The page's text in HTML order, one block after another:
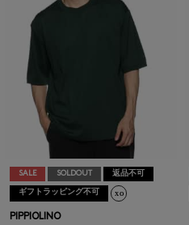
SALE SOLDOUT 返品不可
ギフトラッピング不可
PIPPIOLINO